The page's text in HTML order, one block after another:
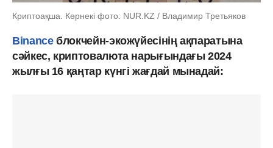
Криптоақша. Көрнекі фото: NUR.KZ / Владимир Третьяков
Binanceблокчейн-экожүйесінің ақпаратына
сәйкес, криптовалюта нарығындағы 2024
жылғы 16 қаңтар күнгі жағдай мынадай: